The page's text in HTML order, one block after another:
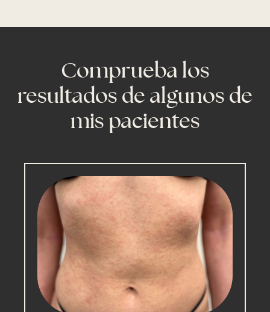
Comprueba los
resultados de algunos de
mis pacientes